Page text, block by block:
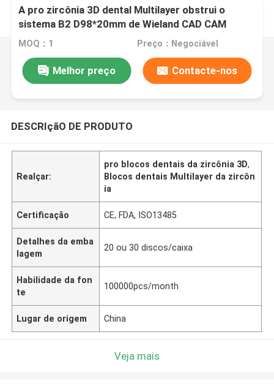
A pro zircônia 3D dental Multilayer obstrui o
sistema B2 D98*20mm de Wieland CAD CAM
MOQ：1 Preço：Negociável
Melhor preço Contacte-nos
DESCRIçãO DE PRODUTO
Realçar:
pro blocos dentais da zircônia 3D,
Blocos dentais Multilayer da zircôn
ia
Certificação CE, FDA, ISO13485
Detalhes da emba
lagem
20 ou 30 discos/caixa
Habilidade da fon
te
100000pcs/month
Lugar de origem China
Veja mais